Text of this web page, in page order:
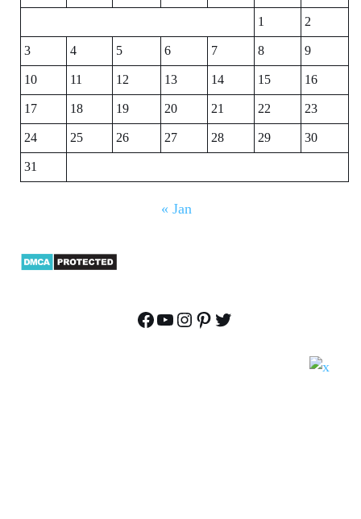
1
2
3
4 5 6 7 8
9
10
11 12 13 14 15
16
17
18 19 20 21 22
23
24
25 26 27 28 29
30
31
« Jan